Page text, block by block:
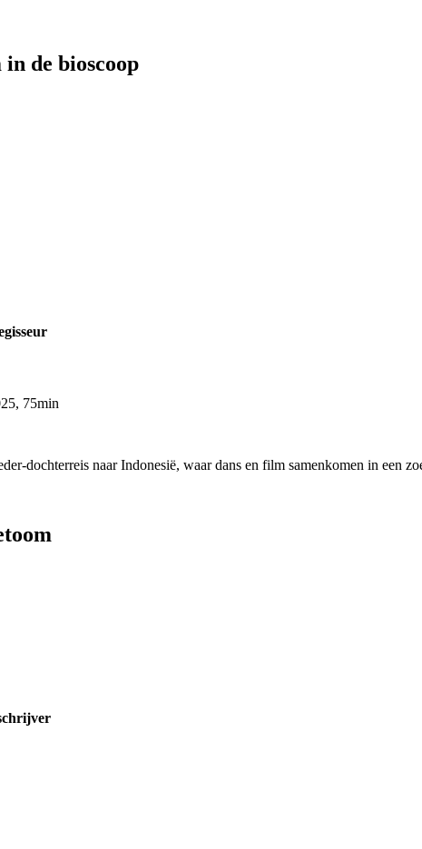
de bioscoop
75min
dochterreis naar Indonesië, waar dans en film samenkomen in een